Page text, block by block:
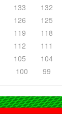
133 132
126 125
119 118
112 111
105 104
100 99